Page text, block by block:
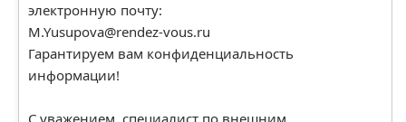
электронную почту:
M.Yusupova@rendez-vous.ru
Гарантируем вам конфиденциальность
информации!
С уважением, специалист по внешним